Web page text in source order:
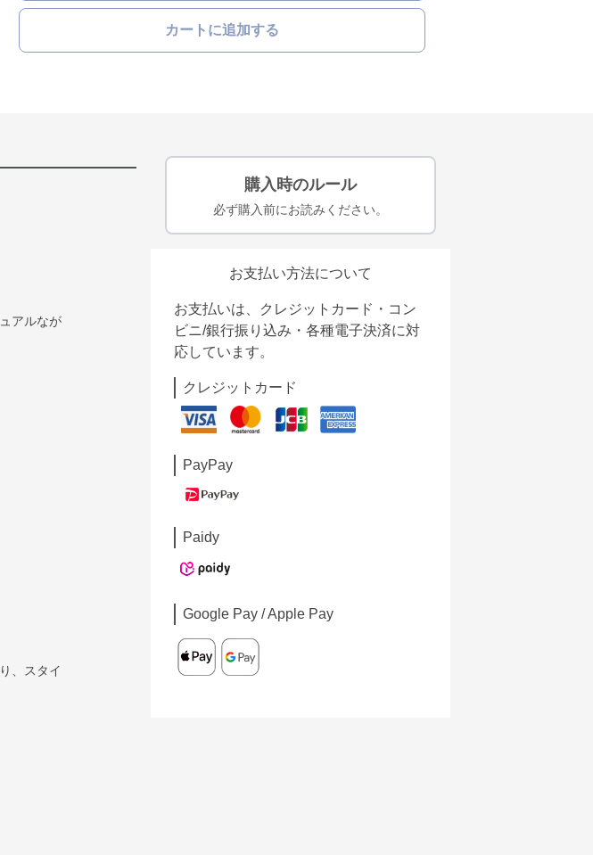
カートに追加する
アルなが
、スタイ
購入時のルール
必ず購入前にお読みください。
お支払い方法について
お支払いは、クレジットカード・コン
ビニ/銀行振り込み・各種電子決済に対
応しています。
クレジットカード
PayPay
Paidy
Google Pay / Apple Pay